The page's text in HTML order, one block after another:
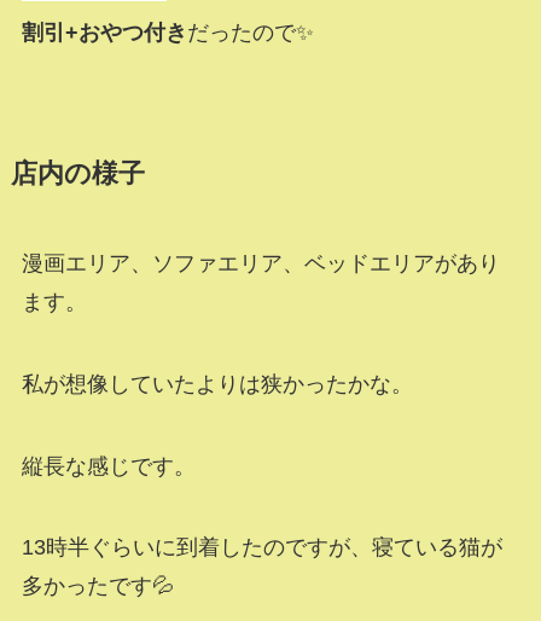
割引+おやつ付き だったので✨
店内の様子
漫画エリア、ソファエリア、ベッドエリアがあり
ます。
私が想像していたよりは狭かったかな。
縦長な感じです。
13時半ぐらいに到着したのですが、寝ている猫が
多かったです💦